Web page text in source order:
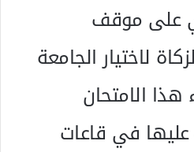
على موقف
لاختيار الجامعة
هذا الامتحان
في قاعات